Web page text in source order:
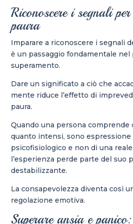
Riconoscere i segnali
paura
Imparare a riconoscere i segnali
è un passaggio fondamentale nel
superamento.
Dare un significato a ciò che
mente riduce l’effetto di
paura.
Quando una persona
quanto intensi, sono espressione
psicofisiologico e non di una
l’esperienza perde parte del suo
destabilizzante.
La consapevolezza diventa così
regolazione emotiva.
Superare ansia e